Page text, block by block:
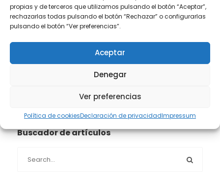
propias y de terceros que utilizamos pulsando el botón “Aceptar”,
rechazarlas todas pulsando el botón “Rechazar” o configurarlas
pulsando el botón “Ver preferencias”.
Aceptar
Denegar
Ver preferencias
Política de cookiesDeclaración de privacidadImpressum
Propiedad intelectual e industrial(13)
Sin categoría(1)
Buscador de artículos